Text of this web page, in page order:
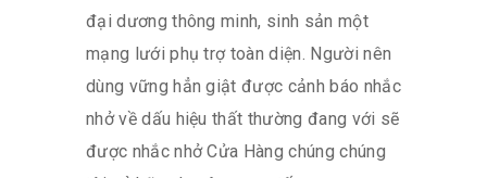
đại dương thông minh, sinh sản một
mạng lưới phụ trợ toàn diện. Người nên
dùng vững hẳn giật được cảnh báo nhắc
nhở về dấu hiệu thất thường đang với sẽ
được nhắc nhở Cửa Hàng chúng chúng